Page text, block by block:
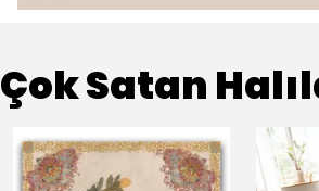
Çok Satan